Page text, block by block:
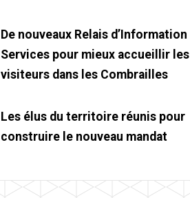
De nouveaux Relais d’Information
Services pour mieux accueillir les
visiteurs dans les Combrailles
Les élus du territoire réunis pour
construire le nouveau mandat